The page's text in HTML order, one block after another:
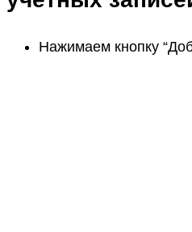
Нажимаем кнопку